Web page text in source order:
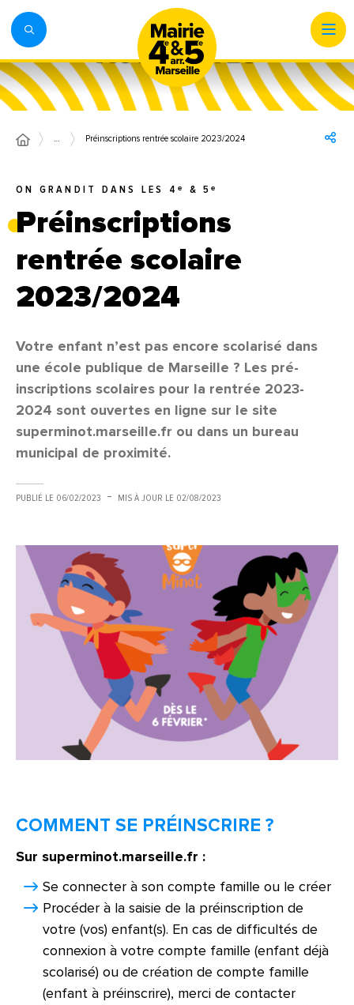
… Préinscriptions rentrée scolaire 2023/2024
ON GRANDIT DANS LES 4ᵉ & 5ᵉ
Préinscriptions
rentrée scolaire
2023/2024
Votre enfant n’est pas encore scolarisé dans
une école publique de Marseille ? Les pré-
inscriptions scolaires pour la rentrée 2023-
2024 sont ouvertes en ligne sur le site
superminot.marseille.fr ou dans un bureau
municipal de proximité.
PUBLIÉ LE 06/02/2023 MIS À JOUR LE 02/08/2023
COMMENT SE PRÉINSCRIRE ?
Sur superminot.marseille.fr :
Se connecter à son compte famille ou le créer
Procéder à la saisie de la préinscription de
votre (vos) enfant(s). En cas de difficultés de
connexion à votre compte famille (enfant déjà
scolarisé) ou de création de compte famille
(enfant à préinscrire), merci de contacter